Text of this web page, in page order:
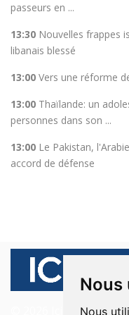
Nous
Nous
passeurs en ...
13:30 Nouvelles frappes
libanais blessé
13:00 Vers une réforme
13:00 Thaïlande: un
personnes dans son ...
13:00 Le Pakistan,
accord de défense
© 2026 Ici Beyrouth.